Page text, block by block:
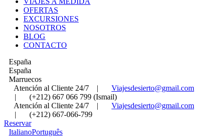
OFERTAS
EXCURSIONES
NOSOTROS
BLOG
CONTACTO
España
España
Marruecos
Atención al Cliente 24/7
|
Viajesdesierto@gmail.com
|
(+212) 667 066 799 (Ismail)
Atención al Cliente 24/7
|
Viajesdesierto@gmail.com
|
(+212) 667-066-799
Reservar
ItalianoPortuguês